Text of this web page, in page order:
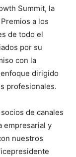
Summit, la
a los
de todo el
por su
con la
dirigido
profesionales.
de canales
empresarial y
nuestros